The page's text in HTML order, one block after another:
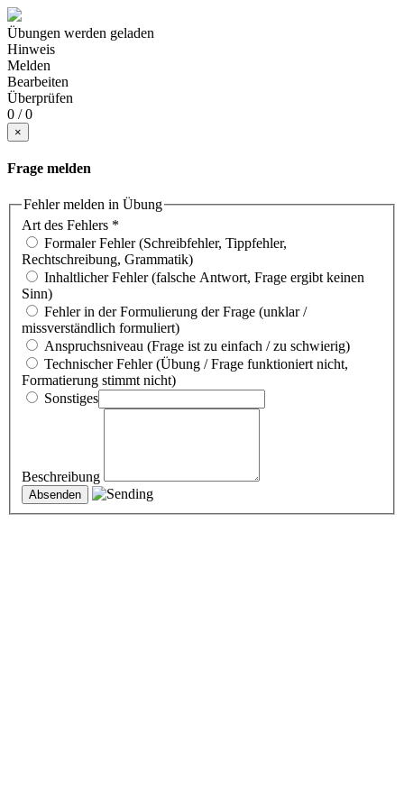
Übungen werden geladen
Hinweis
Melden
Bearbeiten
Überprüfen
0 / 0
×
Frage melden
Fehler melden in Übung
Art des Fehlers *
Formaler Fehler (Schreibfehler, Tippfehler,
Rechtschreibung, Grammatik)
Inhaltlicher Fehler (falsche Antwort, Frage ergibt keinen
Sinn)
Fehler in der Formulierung der Frage (unklar /
missverständlich formuliert)
Anspruchsniveau (Frage ist zu einfach / zu schwierig)
Technischer Fehler (Übung / Frage funktioniert nicht,
Formatierung stimmt nicht)
Sonstiges
Beschreibung